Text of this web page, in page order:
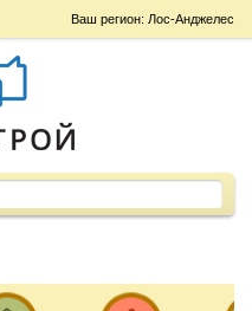
Ваш регион: Лос-Анджелес